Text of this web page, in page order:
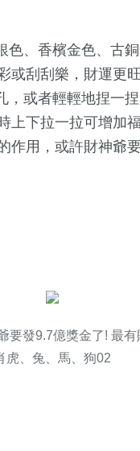
色、香檳金色、古銅
刮刮樂，財運更旺
，或者輕輕地捏一
上下拉一拉可增加
作用，或許財神爺
要發9.7億獎金了! 最有
虎、兔、馬、狗02